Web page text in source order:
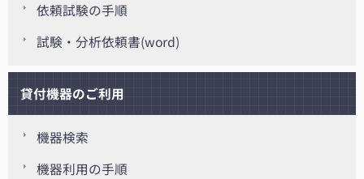
依頼試験の手順
試験・分析依頼書(word)
貸付機器のご利用
機器検索
機器利用の手順